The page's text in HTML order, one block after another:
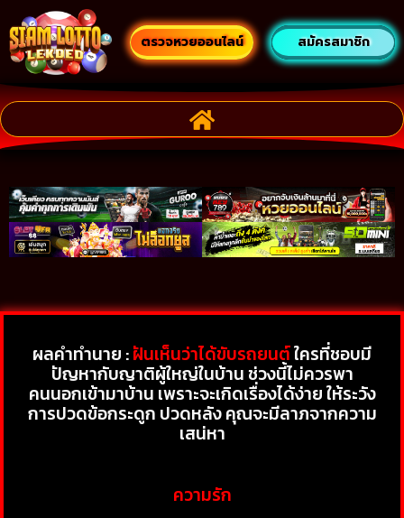
ตรวจหวยออนไลน์ สมัครสมาชิก
ผลคำทำนาย :ฝันเห็นว่าได้ขับรถยนต์ใครที่ชอบมี
ปัญหากับญาติผู้ใหญ่ในบ้าน ช่วงนี้ไม่ควรพา
คนนอกเข้ามาบ้าน เพราะจะเกิดเรื่องได้ง่าย ให้ระวัง
การปวดข้อกระดูก ปวดหลัง คุณจะมีลาภจากความ
เสน่หา
ความรัก